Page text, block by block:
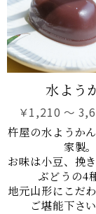
水よう
￥1,210 ～
杵屋の水ようか
家製。
お味は小豆、挽
ぶどうの4
地元山形にこだ
ご堪能下さい
和菓子
最
こ
山
こ
杵
栗
黒
水
NEO
特定商取引
プライバシ
利用規約